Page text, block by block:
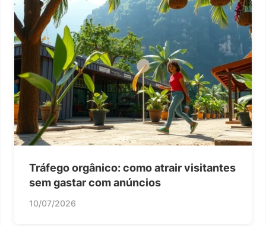
Tráfego orgânico: como atrair visitantes
sem gastar com anúncios
10/07/2026